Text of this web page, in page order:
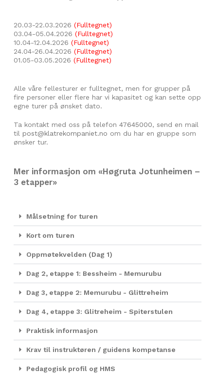
20.03-22.03.2026(Fulltegnet)
03.04-05.04.2026(Fulltegnet)
10.04-12.04.2026(Fulltegnet)
24.04-26.04.2026(Fulltegnet)
01.05-03.05.2026(Fulltegnet)
Alle våre fellesturer er fulltegnet, men for grupper på
fire personer eller flere har vi kapasitet og kan sette opp
egne turer på ønsket dato.
Ta kontakt med oss på telefon47645000, send en mail
til post@klatrekompaniet.no om du har en gruppe som
ønsker tur.
Mer informasjon om «Høgruta Jotunheimen –
3 etapper»
Målsetning for turen
Kort om turen
Oppmøtekvelden (Dag 1)
Dag 2, etappe 1: Bessheim - Memurubu
Dag 3, etappe 2: Memurubu - Glittreheim
Dag 4, etappe 3: Glitreheim - Spiterstulen
Praktisk informasjon
Krav til instruktøren / guidens kompetanse
Pedagogisk profil og HMS